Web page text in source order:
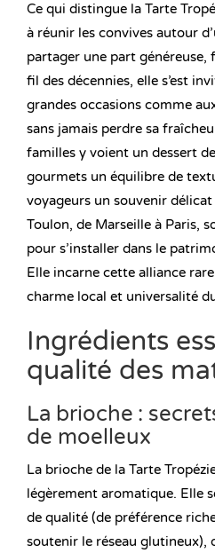
Ce qui distingue la Tarte
à réunir les convives autour
partager une part généreuse,
fil des décennies, elle s’est
grandes occasions comme
sans jamais perdre sa
familles y voient un dessert
gourmets un équilibre de
voyageurs un souvenir
Toulon, de Marseille à Paris,
pour s’installer dans le
Elle incarne cette alliance
charme local et universalité
Ingrédients
qualité des
La brioche :
de moelleux
La brioche de la Tarte
légèrement aromatique. Elle
de qualité (de préférence
soutenir le réseau glutineux),